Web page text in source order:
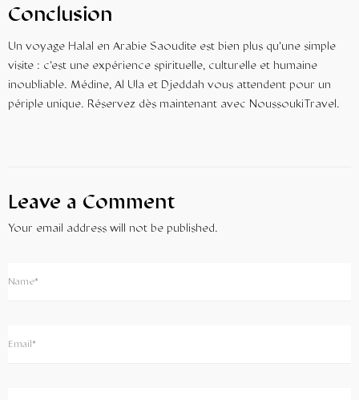
Conclusion
Un voyage Halal en Arabie Saoudite est bien plus qu’une simple
visite : c’est une expérience spirituelle, culturelle et humaine
inoubliable. Médine, Al Ula et Djeddah vous attendent pour un
périple unique. Réservez dès maintenant avec NoussoukiTravel.
Leave a Comment
Your email address will not be published.